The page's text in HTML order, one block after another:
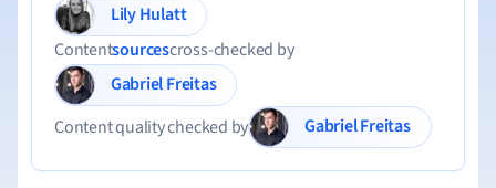
Lily Hulatt
Contentsourcescross-checked by
Gabriel Freitas
Content quality checked by
Gabriel Freitas